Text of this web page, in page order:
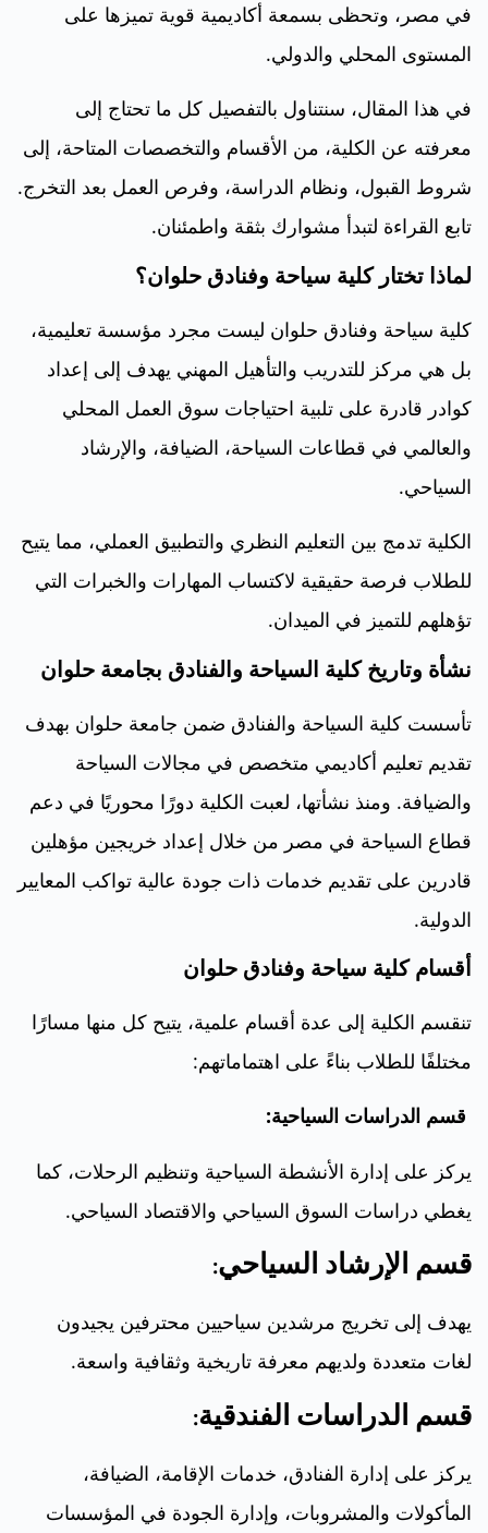
في مصر، وتحظى بسمعة أكاديمية قوية تميزها على
المستوى المحلي والدولي.
في هذا المقال، سنتناول بالتفصيل كل ما تحتاج إلى
معرفته عن الكلية، من الأقسام والتخصصات المتاحة، إلى
شروط القبول، ونظام الدراسة، وفرص العمل بعد التخرج.
تابع القراءة لتبدأ مشوارك بثقة واطمئنان.
لماذا تختار كلية سياحة وفنادق حلوان؟
كلية سياحة وفنادق حلوان ليست مجرد مؤسسة تعليمية،
بل هي مركز للتدريب والتأهيل المهني يهدف إلى إعداد
كوادر قادرة على تلبية احتياجات سوق العمل المحلي
والعالمي في قطاعات السياحة، الضيافة، والإرشاد
السياحي.
الكلية تدمج بين التعليم النظري والتطبيق العملي، مما يتيح
للطلاب فرصة حقيقية لاكتساب المهارات والخبرات التي
تؤهلهم للتميز في الميدان.
نشأة وتاريخ كلية السياحة والفنادق بجامعة حلوان
تأسست كلية السياحة والفنادق ضمن جامعة حلوان بهدف
تقديم تعليم أكاديمي متخصص في مجالات السياحة
والضيافة. ومنذ نشأتها، لعبت الكلية دورًا محوريًا في دعم
قطاع السياحة في مصر من خلال إعداد خريجين مؤهلين
قادرين على تقديم خدمات ذات جودة عالية تواكب المعايير
الدولية.
أقسام كلية سياحة وفنادق حلوان
تنقسم الكلية إلى عدة أقسام علمية، يتيح كل منها مسارًا
مختلفًا للطلاب بناءً على اهتماماتهم:
قسم الدراسات السياحية:
يركز على إدارة الأنشطة السياحية وتنظيم الرحلات، كما
يغطي دراسات السوق السياحي والاقتصاد السياحي.
قسم الإرشاد السياحي:
يهدف إلى تخريج مرشدين سياحيين محترفين يجيدون
لغات متعددة ولديهم معرفة تاريخية وثقافية واسعة.
قسم الدراسات الفندقية:
يركز على إدارة الفنادق، خدمات الإقامة، الضيافة،
المأكولات والمشروبات، وإدارة الجودة في المؤسسات